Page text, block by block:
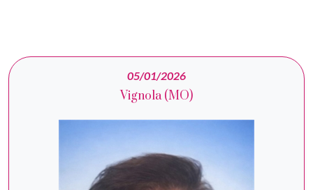
05/01/2026
Vignola (MO)